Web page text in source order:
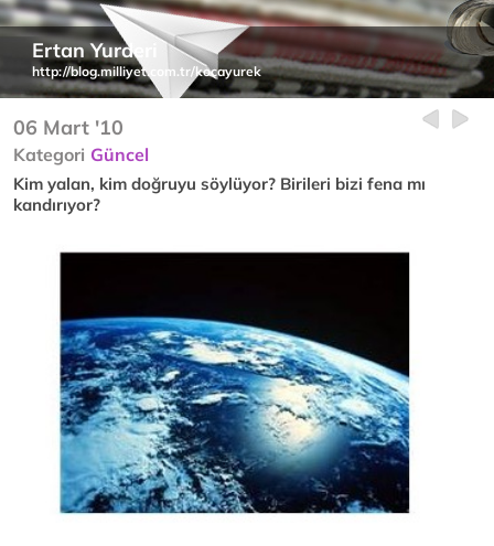
Ertan Yurderi
http://blog.milliyet.com.tr/kocayurek
06 Mart '10
Kategori Güncel
Kim yalan, kim doğruyu söylüyor? Birileri bizi fena mı
kandırıyor?